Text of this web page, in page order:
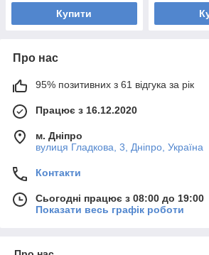
Купити
Про нас
95% позитивних з 61 відгука за рік
Працює з 16.12.2020
м. Дніпро
вулиця Гладкова, 3, Дніпро, Україна
Контакти
Сьогодні працює з 08:00 до 19:00
Показати весь графік роботи